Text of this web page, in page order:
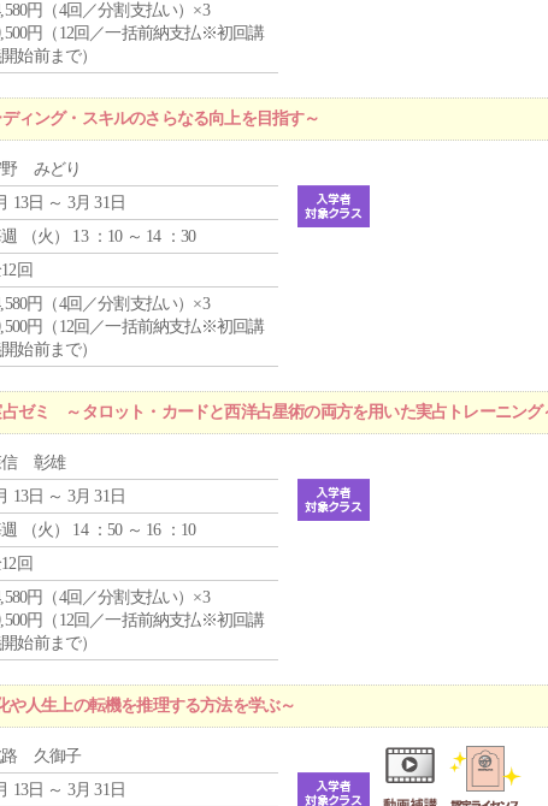
円（4回／分割支払い）×3
円（12回／一括前納支払※初回講
始前まで）
ィング・スキルのさらなる向上を目指す～
野 みどり
13日 ～ 3月 31日
（火 ） 13 ：10 ～ 14 ：30
回
円（4回／分割支払い）×3
円（12回／一括前納支払※初回講
始前まで）
ゼミ ～タロット・カードと西洋占星術の両方を用いた実占トレーニング
信 彰雄
13日 ～ 3月 31日
（火 ） 14 ：50 ～ 16 ：10
回
円（4回／分割支払い）×3
円（12回／一括前納支払※初回講
始前まで）
人生上の転機を推理する方法を学ぶ～
路 久御子
13日 ～ 3月 31日